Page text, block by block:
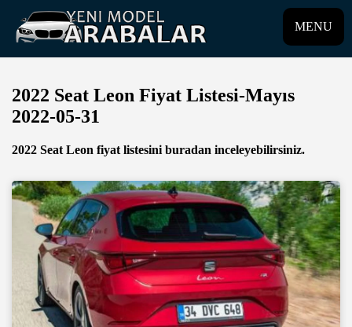
MENU
2022 Seat Leon Fiyat Listesi-Mayıs
2022-05-31
2022 Seat Leon fiyat listesini buradan inceleyebilirsiniz.